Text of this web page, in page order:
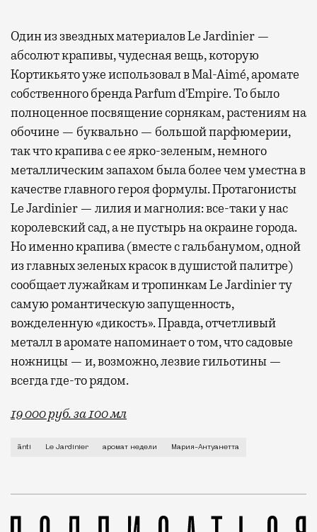
Один из звездных материалов Le Jardinier —
абсолют крапивы, чудесная вещь, которую
Кортикьято уже использовал в Mal-Aimé, аромате
собственного бренда Parfum d’Empire. То было
полноценное посвящение сорнякам, растениям на
обочине — буквально — большой парфюмерии,
так что крапива с ее ярко-зеленым, немного
металлическим запахом была более чем уместна в
качестве главного героя формулы. Протагонисты
Le Jardinier — лилия и магнолия: все-таки у нас
королевский сад, а не пустырь на окраине города.
Но именно крапива (вместе с гальбанумом, одной
из главных зеленых красок в душистой палитре)
сообщает лужайкам и тропинкам Le Jardinier ту
самую романтическую запущенность,
вожделенную «дикость». Правда, отчетливый
металл в аромате напоминает о том, что садовые
ножницы — и, возможно, лезвие гильотины —
всегда где-то рядом.
19 000 руб. за 100 мл
Если попросить знакомого парфманьяка назвать
ānti Le Jardinier аромат недели Мария-Антуанетта